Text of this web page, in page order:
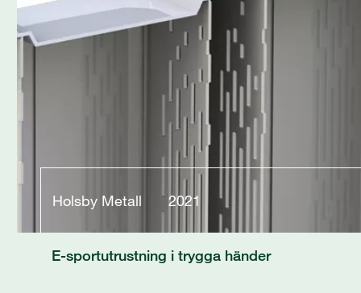
Holsby Metall 2021
E-sportutrustning i trygga händer